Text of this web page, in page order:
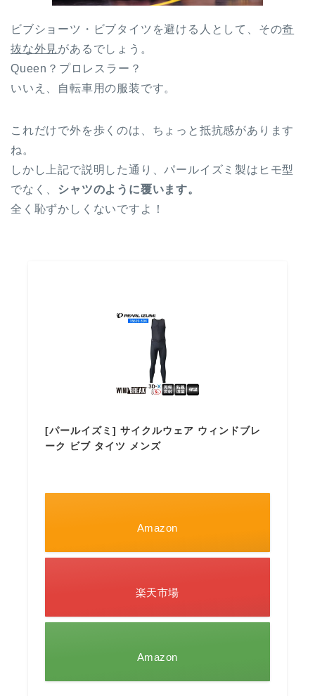
ビブショーツ・ビブタイツを避ける人として、その奇
抜な外見があるでしょう。
Queen？プロレスラー？
いいえ、自転車用の服装です。
これだけで外を歩くのは、ちょっと抵抗感があります
ね。
しかし上記で説明した通り、パールイズミ製はヒモ型
でなく、
シャツのように覆います。
全く恥ずかしくないですよ！
[パールイズミ] サイクルウェア ウィンドブレ
ーク ビブ タイツ メンズ
Amazon
楽天市場
Amazon